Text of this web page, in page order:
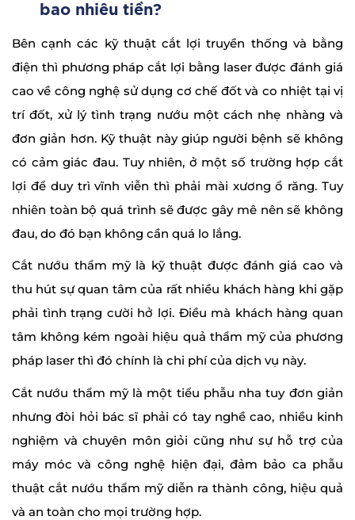
bao nhiêu tiền?
Bên cạnh các kỹ thuật cắt lợi truyền thống và bằng
điện thì phương pháp cắt lợi bằng laser được đánh giá
cao về công nghệ sử dụng cơ chế đốt và co nhiệt tại vị
trí đốt, xử lý tình trạng nướu một cách nhẹ nhàng và
đơn giản hơn. Kỹ thuật này giúp người bệnh sẽ không
có cảm giác đau. Tuy nhiên, ở một số trường hợp cắt
lợi để duy trì vĩnh viễn thì phải mài xương ổ răng. Tuy
nhiên toàn bộ quá trình sẽ được gây mê nên sẽ không
đau, do đó bạn không cần quá lo lắng.
Cắt nướu thẩm mỹ là kỹ thuật được đánh giá cao và
thu hút sự quan tâm của rất nhiều khách hàng khi gặp
phải tình trạng cười hở lợi. Điều mà khách hàng quan
tâm không kém ngoài hiệu quả thẩm mỹ của phương
pháp laser thì đó chính là chi phí của dịch vụ này.
Cắt nướu thẩm mỹ là một tiểu phẫu nha tuy đơn giản
nhưng đòi hỏi bác sĩ phải có tay nghề cao, nhiều kinh
nghiệm và chuyên môn giỏi cũng như sự hỗ trợ của
máy móc và công nghệ hiện đại, đảm bảo ca phẫu
thuật cắt nướu thẩm mỹ diễn ra thành công, hiệu quả
và an toàn cho mọi trường hợp.